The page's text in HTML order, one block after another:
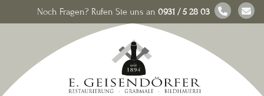
Noch Fragen? Rufen Sie uns an 0931 / 5 28 03